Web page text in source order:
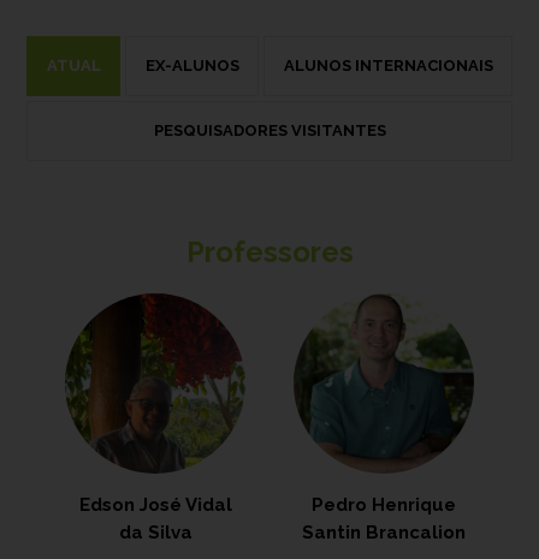
ATUAL EX-ALUNOS ALUNOS INTERNACIONAIS
PESQUISADORES VISITANTES
Professores
Edson José Vidal
da Silva
Pedro Henrique
Santin Brancalion